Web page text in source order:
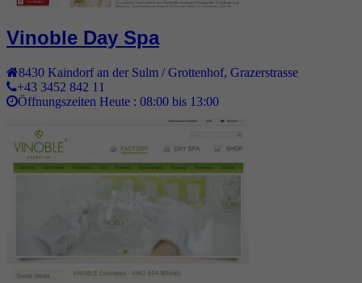
Vinoble Day Spa
8430 Kaindorf an der Sulm / Grottenhof, Grazerstrasse
+43 3452 842 11
Öffnungszeiten Heute : 08:00 bis 13:00